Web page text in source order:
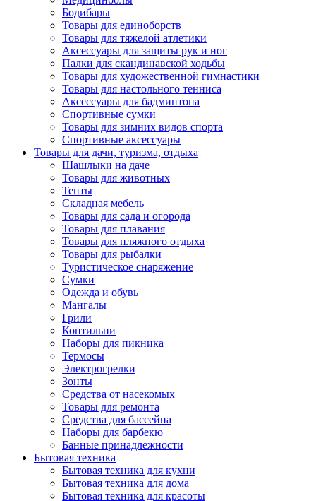
Бодибары
Товары для единоборств
Товары для тяжелой атлетики
Аксессуары для защиты рук и ног
Палки для скандинавской ходьбы
Товары для художественной гимнастики
Товары для настольного тенниса
Аксессуары для бадминтона
Спортивные сумки
Товары для зимних видов спорта
Спортивные аксессуары
Товары для дачи, туризма, отдыха
Шашлыки на даче
Товары для животных
Тенты
Складная мебель
Товары для сада и огорода
Товары для плавания
Товары для пляжного отдыха
Товары для рыбалки
Туристическое снаряжение
Сумки
Одежда и обувь
Мангалы
Грили
Коптильни
Наборы для пикника
Термосы
Электрогрелки
Зонты
Средства от насекомых
Товары для ремонта
Средства для бассейна
Наборы для барбекю
Банные принадлежности
Бытовая техника
Бытовая техника для кухни
Бытовая техника для дома
Бытовая техника для красоты